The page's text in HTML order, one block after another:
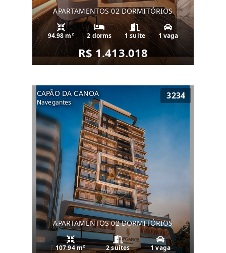
APARTAMENTOS 02 DORMITÓRIOS
94.98 m² 2 dorms 1 suíte 1 vaga
R$ 1.413.018
CAPÃO DA CANOA
Navegantes
3234
APARTAMENTOS 02 DORMITÓRIOS
107.94 m² 2 suítes 1 vaga